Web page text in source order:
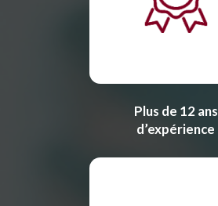
Plus de 12 ans
d’expérience